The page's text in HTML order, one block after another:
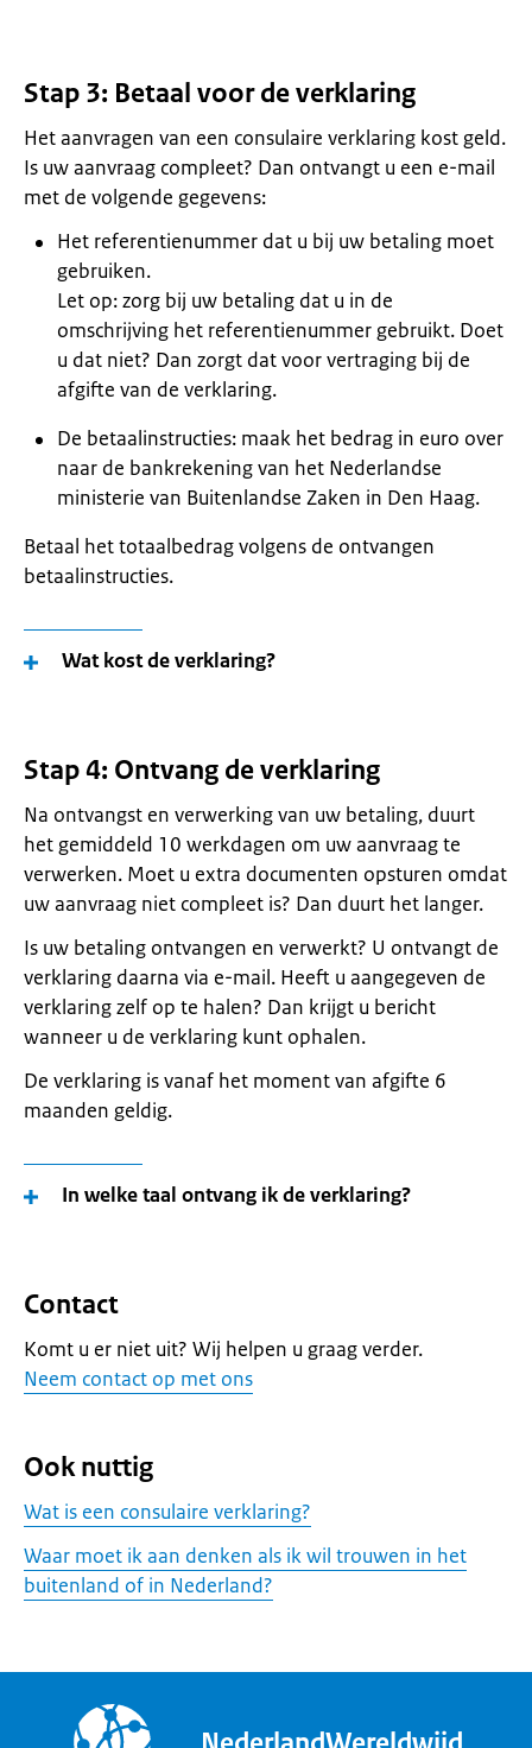
Stap 3: Betaal voor de verklaring
Het aanvragen van een consulaire verklaring kost geld.
Is uw aanvraag compleet? Dan ontvangt u een e-mail
met de volgende gegevens:
Het referentienummer dat u bij uw betaling moet
gebruiken.
Let op: zorg bij uw betaling dat u in de
omschrijving het referentienummer gebruikt. Doet
u dat niet? Dan zorgt dat voor vertraging bij de
afgifte van de verklaring.
De betaalinstructies: maak het bedrag in euro over
naar de bankrekening van het Nederlandse
ministerie van Buitenlandse Zaken in Den Haag.
Betaal het totaalbedrag volgens de ontvangen
betaalinstructies.
Wat kost de verklaring?
Stap 4: Ontvang de verklaring
Na ontvangst en verwerking van uw betaling, duurt
het gemiddeld 10 werkdagen om uw aanvraag te
verwerken. Moet u extra documenten opsturen omdat
uw aanvraag niet compleet is? Dan duurt het langer.
Is uw betaling ontvangen en verwerkt? U ontvangt de
verklaring daarna via e-mail. Heeft u aangegeven de
verklaring zelf op te halen? Dan krijgt u bericht
wanneer u de verklaring kunt ophalen.
De verklaring is vanaf het moment van afgifte 6
maanden geldig.
In welke taal ontvang ik de verklaring?
Contact
Komt u er niet uit? Wij helpen u graag verder.
Neem contact op met ons
Ook nuttig
Wat is een consulaire verklaring?
Waar moet ik aan denken als ik wil trouwen in het
buitenland of in Nederland?